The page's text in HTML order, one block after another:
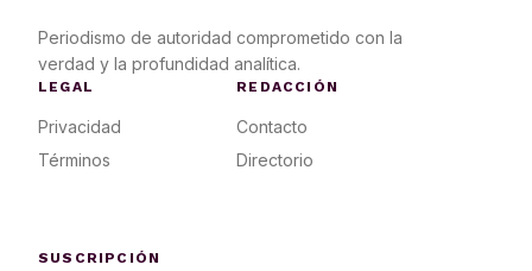
Periodismo de autoridad comprometido con la
verdad y la profundidad analítica.
LEGAL
Privacidad
Términos
REDACCIÓN
Contacto
Directorio
SUSCRIPCIÓN